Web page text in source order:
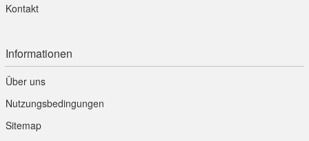
Kontakt
Informationen
Über uns
Nutzungsbedingungen
Sitemap